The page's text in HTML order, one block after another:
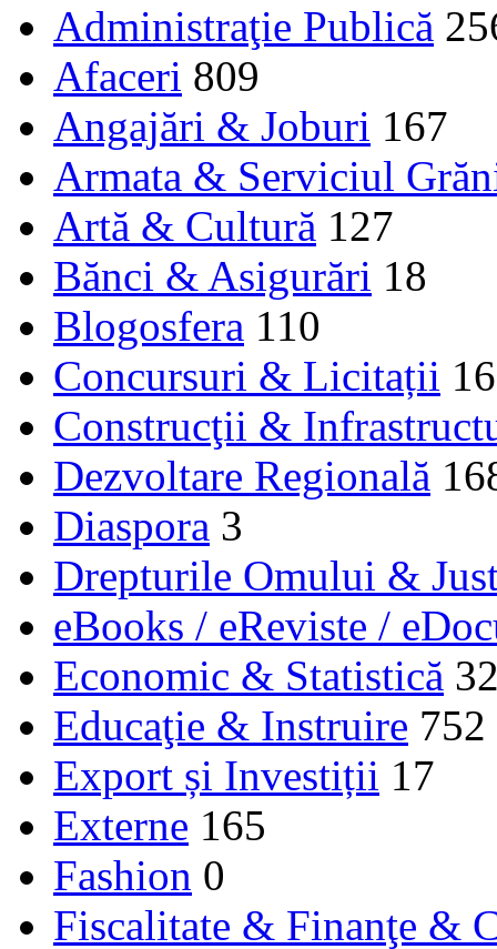
Administraţie Publică
Afaceri 809
Angajări & Joburi 167
Armata & Serviciul
Artă & Cultură 127
Bănci & Asigurări 18
Blogosfera 110
Concursuri & Licitații 16
Construcţii &
Dezvoltare Regională
Diaspora 3
Drepturile Omului &
eBooks / eReviste /
Economic & Statistică
Educaţie & Instruire 752
Export și Investiții 17
Externe 165
Fashion 0
Fiscalitate & Finanţe &